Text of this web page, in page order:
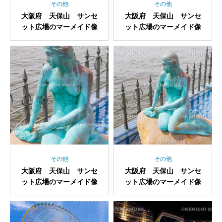
その他
大阪府 天保山 サンセ
ット広場のマーメイド像
その他
大阪府 天保山 サンセ
ット広場のマーメイド像
その他
大阪府 天保山 サンセ
ット広場のマーメイド像
その他
大阪府 天保山 サンセ
ット広場のマーメイド像